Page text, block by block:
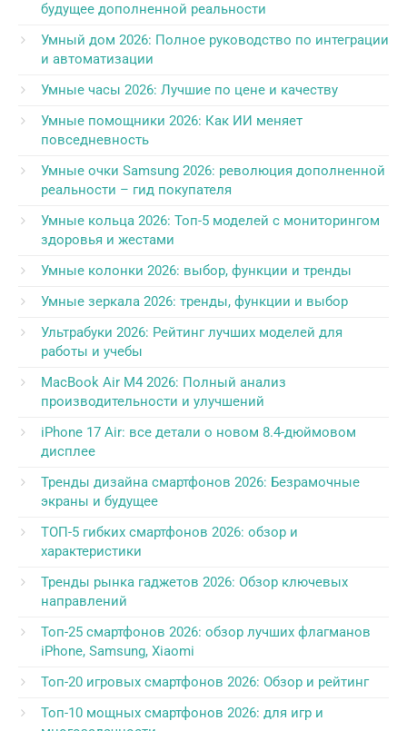
будущее дополненной реальности
Умный дом 2026: Полное руководство по интеграции
и автоматизации
Умные часы 2026: Лучшие по цене и качеству
Умные помощники 2026: Как ИИ меняет
повседневность
Умные очки Samsung 2026: революция дополненной
реальности – гид покупателя
Умные кольца 2026: Топ-5 моделей с мониторингом
здоровья и жестами
Умные колонки 2026: выбор, функции и тренды
Умные зеркала 2026: тренды, функции и выбор
Ультрабуки 2026: Рейтинг лучших моделей для
работы и учебы
MacBook Air M4 2026: Полный анализ
производительности и улучшений
iPhone 17 Air: все детали о новом 8.4-дюймовом
дисплее
Тренды дизайна смартфонов 2026: Безрамочные
экраны и будущее
ТОП-5 гибких смартфонов 2026: обзор и
характеристики
Тренды рынка гаджетов 2026: Обзор ключевых
направлений
Топ-25 смартфонов 2026: обзор лучших флагманов
iPhone, Samsung, Xiaomi
Топ-20 игровых смартфонов 2026: Обзор и рейтинг
Топ-10 мощных смартфонов 2026: для игр и